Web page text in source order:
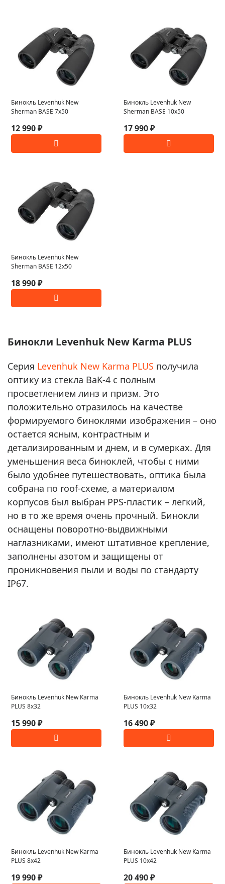
Бинокль Levenhuk New
Sherman BASE 7x50
12 990 ₽
Бинокль Levenhuk New
Sherman BASE 10x50
17 990 ₽
Бинокль Levenhuk New
Sherman BASE 12x50
18 990 ₽
Бинокли Levenhuk New Karma PLUS
Серия Levenhuk New Karma PLUS получила
оптику из стекла BaK-4 с полным
просветлением линз и призм. Это
положительно отразилось на качестве
формируемого биноклями изображения – оно
остается ясным, контрастным и
детализированным и днем, и в сумерках. Для
уменьшения веса биноклей, чтобы с ними
было удобнее путешествовать, оптика была
собрана по roof-схеме, а материалом
корпусов был выбран PPS-пластик – легкий,
но в то же время очень прочный. Бинокли
оснащены поворотно-выдвижными
наглазниками, имеют штативное крепление,
заполнены азотом и защищены от
проникновения пыли и воды по стандарту
IP67.
Бинокль Levenhuk New Karma
PLUS 8x32
15 990 ₽
Бинокль Levenhuk New Karma
PLUS 10x32
16 490 ₽
Бинокль Levenhuk New Karma
PLUS 8x42
19 990 ₽
Бинокль Levenhuk New Karma
PLUS 10x42
20 490 ₽